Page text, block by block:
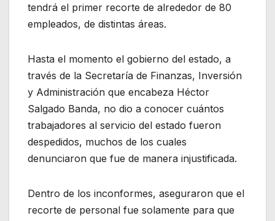
tendrá el primer recorte de alrededor de 80
empleados, de distintas áreas.
Hasta el momento el gobierno del estado, a
través de la Secretaría de Finanzas, Inversión
y Administración que encabeza Héctor
Salgado Banda, no dio a conocer cuántos
trabajadores al servicio del estado fueron
despedidos, muchos de los cuales
denunciaron que fue de manera injustificada.
Dentro de los inconformes, aseguraron que el
recorte de personal fue solamente para que